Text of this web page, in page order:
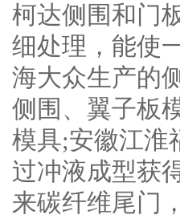
柯达侧围和门
细处理，能使
海大众生产的
侧围、翼子板
模具;安徽江淮
过冲液成型获
来碳纤维尾门